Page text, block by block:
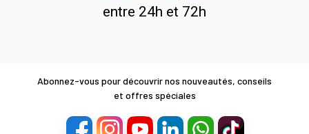
entre 24h et 72h
Abonnez-vous pour découvrir nos nouveautés, conseils
et offres spéciales